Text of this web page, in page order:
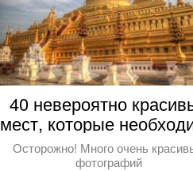
40 невероятно
мест, которые
увидеть пока вы
Осторожно! Много очень
фотографий